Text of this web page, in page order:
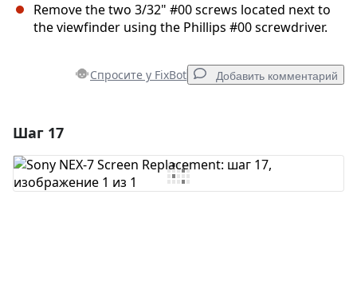
Remove the two 3/32" #00 screws located next to
the viewfinder using the Phillips #00 screwdriver.
Спросите у FixBot Добавить комментарий
Добавить комментарий
Шаг 17